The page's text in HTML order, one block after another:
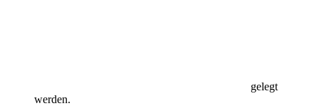
gelegt
werden.